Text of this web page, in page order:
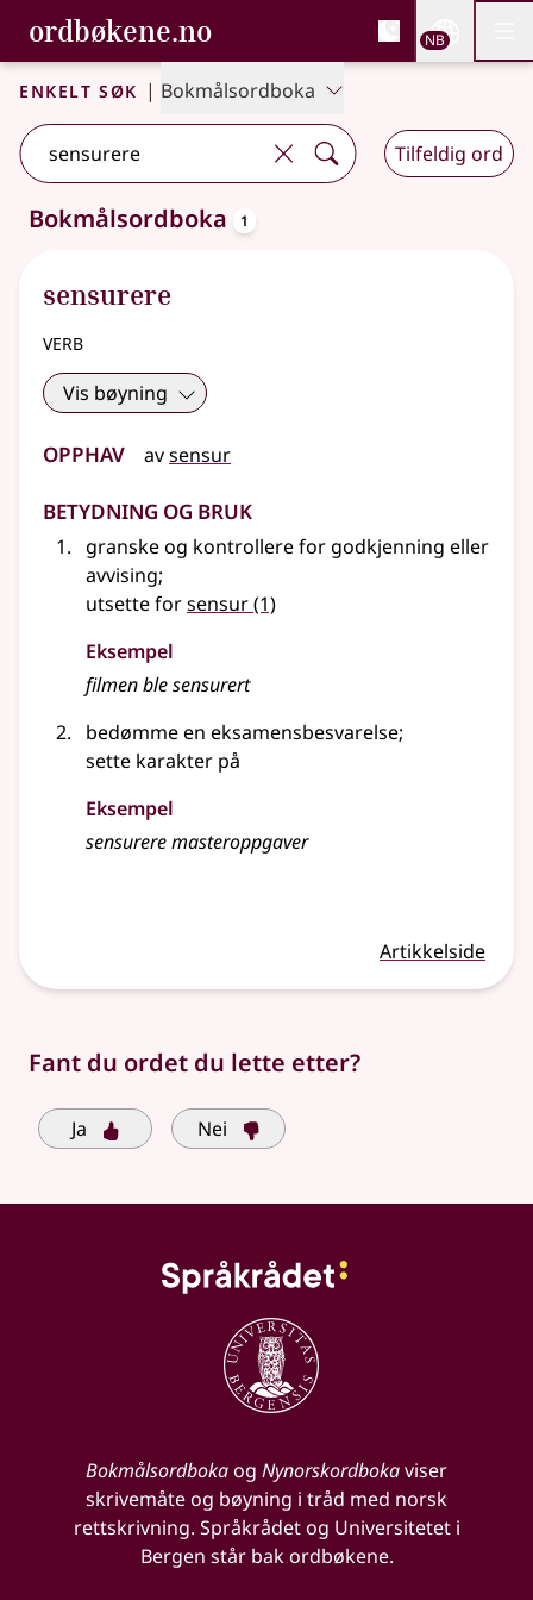
Gå til hovedinnhold
Tilgjengelighet
ordbøkene.no, Bokmålsordboka og
Bokmålsordboka og Nynorskordboka
NB
Enkelt søk | Bokmålsordboka
Tilfeldig ord
Ett treff.Ytterligere søkeforslag tilgjengelige
Bokmålsordboka 1
sensurere
verb
Vis bøyning
Opphav avsensur
Betydning og bruk
granske og kontrollere for godkjenning eller
avvising;
utsette forsensur(1)
Eksempel
filmen ble sensurert
bedømme en eksamensbesvarelse;
sette karakter på
Eksempel
sensurere masteroppgaver
Artikkelside
Fant du ordet du lette etter?
Ja Nei
Bokmålsordbokaog Nynorskordbokaviser
skrivemåte og bøyning i tråd med norsk
rettskrivning. Språkrådet og Universitetet i
Bergen står bak ordbøkene.